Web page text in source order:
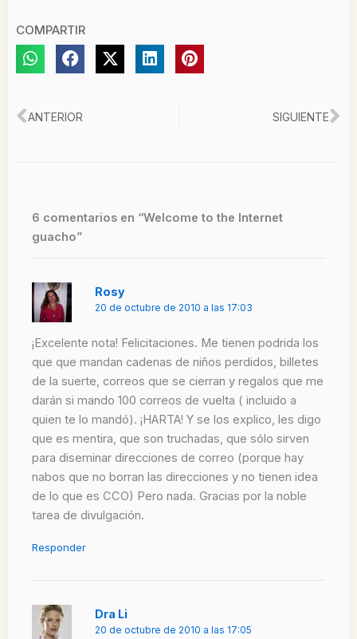
COMPARTIR
Ant
ANTERIOR SIGUIENTE
6 comentarios en “Welcome to the Internet
guacho”
Rosy
20 de octubre de 2010 a las 17:03
¡Excelente nota! Felicitaciones. Me tienen podrida los
que que mandan cadenas de niños perdidos, billetes
de la suerte, correos que se cierran y regalos que me
darán si mando 100 correos de vuelta ( incluido a
quien te lo mandó). ¡HARTA! Y se los explico, les digo
que es mentira, que son truchadas, que sólo sirven
para diseminar direcciones de correo (porque hay
nabos que no borran las direcciones y no tienen idea
de lo que es CCO) Pero nada. Gracias por la noble
tarea de divulgación.
Responder
Dra Li
20 de octubre de 2010 a las 17:05